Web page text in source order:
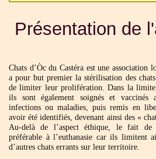
Présentation de
Chats d’Òc du Castéra est une
a pour but premier la stérilisation des
de limiter leur prolifération. Dans la limite
ils sont également soignés et
infections ou maladies, puis remis en
avoir été identifiés, devenant ainsi des «
Au-delà de l’aspect éthique, le fait
préférable à l’euthanasie car ils limitent
d’autres chats errants sur leur territoire.